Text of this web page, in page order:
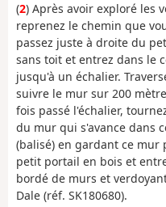
(2) Après avoir exploré les
reprenez le chemin que
passez juste à droite du
sans toit et entrez dans le
jusqu'à un échalier.
suivre le mur sur 200
fois passé l'échalier,
du mur qui s'avance dans
(balisé) en gardant ce mur
petit portail en bois et
bordé de murs et
Dale (réf. SK180680).